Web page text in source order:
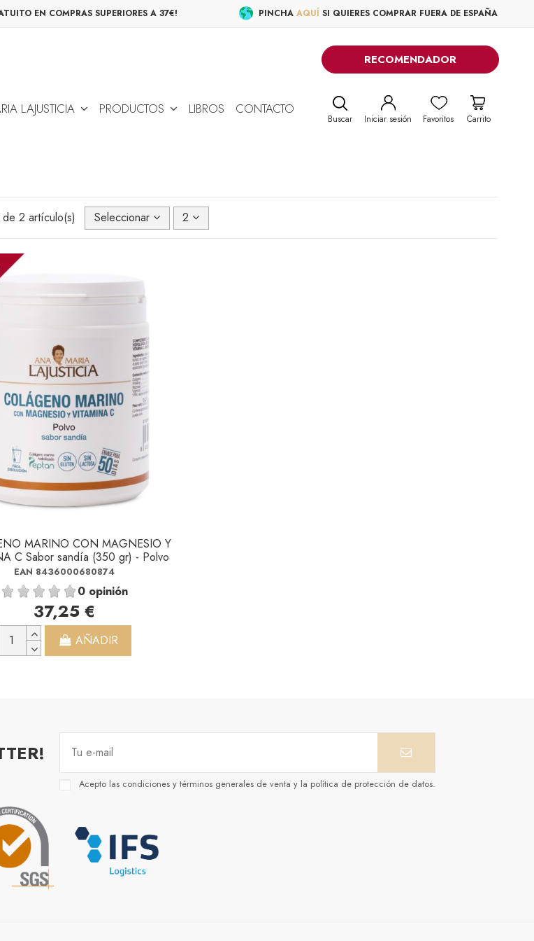
EN COMPRAS SUPERIORES A 37€! PINCHA AQUÍ SI QUIERES COMPRAR FUERA DE ESPAÑA
RECOMENDADOR
LAJUSTICIA PRODUCTOS LIBROS CONTACTO
Buscar Iniciar sesión Favoritos Carrito
2 artículo(s) Seleccionar 2
MARINO CON MAGNESIO Y
C Sabor sandía (350 gr) - Polvo
EAN 8436000680874
0 opinión
37,25 €
AÑADIR
Acepto las condiciones y términos generales de venta y la política de protección de datos.